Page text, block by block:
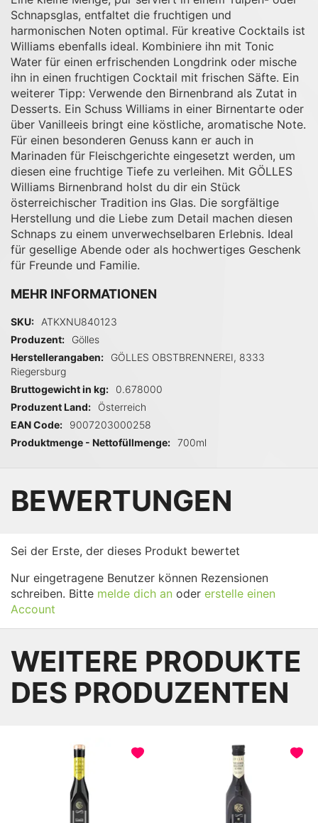
Schnapsglas, entfaltet die fruchtigen und
harmonischen Noten optimal. Für kreative Cocktails ist
Williams ebenfalls ideal. Kombiniere ihn mit Tonic
Water für einen erfrischenden Longdrink oder mische
ihn in einen fruchtigen Cocktail mit frischen Säfte. Ein
weiterer Tipp: Verwende den Birnenbrand als Zutat in
Desserts. Ein Schuss Williams in einer Birnentarte oder
über Vanilleeis bringt eine köstliche, aromatische Note.
Für einen besonderen Genuss kann er auch in
Marinaden für Fleischgerichte eingesetzt werden, um
diesen eine fruchtige Tiefe zu verleihen. Mit GÖLLES
Williams Birnenbrand holst du dir ein Stück
österreichischer Tradition ins Glas. Die sorgfältige
Herstellung und die Liebe zum Detail machen diesen
Schnaps zu einem unverwechselbaren Erlebnis. Ideal
für gesellige Abende oder als hochwertiges Geschenk
für Freunde und Familie.
MEHR INFORMATIONEN
Mehr Informationen
SKU
ATKXNU840123
Produzent
Gölles
Herstellerangaben
GÖLLES OBSTBRENNEREI, 8333
Riegersburg
Bruttogewicht in kg
0.678000
Produzent Land
Österreich
EAN Code
9007203000258
Produktmenge - Nettofüllmenge
700ml
BEWERTUNGEN
Sei der Erste, der dieses Produkt bewertet
Nur eingetragene Benutzer können Rezensionen
schreiben. Bitte melde dich an oder erstelle einen
Account
WEITERE PRODUKTE
DES PRODUZENTEN